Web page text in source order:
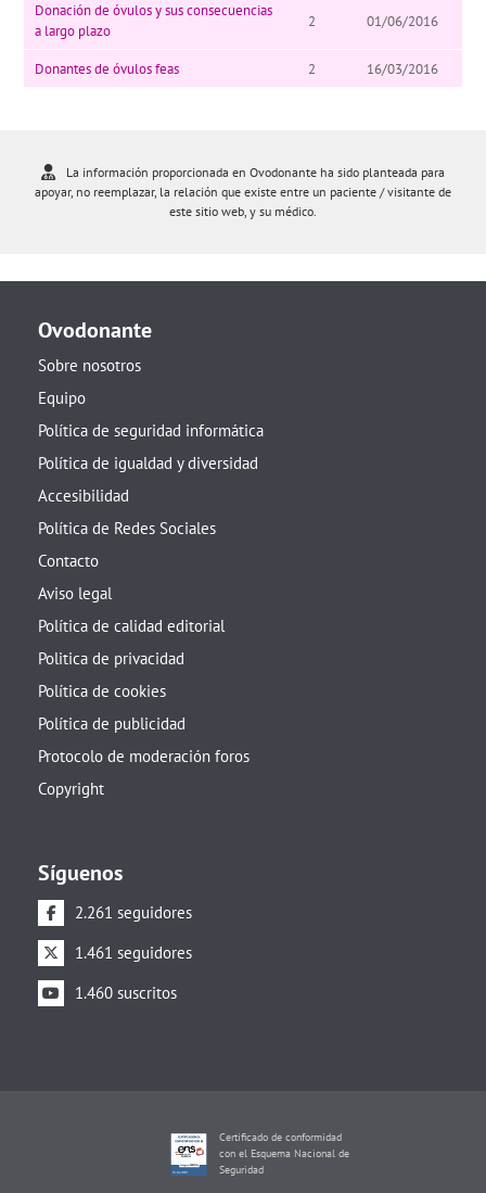
Donación de óvulos y sus consecuencias
a largo plazo
2 01/06/2016
Donantes de óvulos feas 2 16/03/2016
La información proporcionada en Ovodonante ha sido planteada para
apoyar, no reemplazar, la relación que existe entre un paciente / visitante de
este sitio web, y su médico.
Ovodonante
Sobre nosotros
Equipo
Política de seguridad informática
Política de igualdad y diversidad
Accesibilidad
Política de Redes Sociales
Contacto
Aviso legal
Política de calidad editorial
Politica de privacidad
Política de cookies
Política de publicidad
Protocolo de moderación foros
Copyright
Síguenos
2.261 seguidores
1.461 seguidores
1.460 suscritos
Certificado de conformidad
con el Esquema Nacional de
Seguridad